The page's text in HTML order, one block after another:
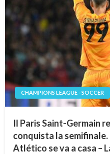
CHAMPIONS LEAGUE - SOCCER
Il Paris Saint-Germain
conquista la
Atlético se va a casa –